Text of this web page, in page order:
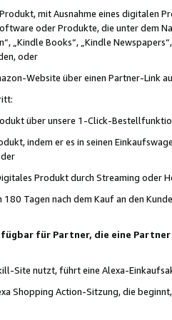
mit Ausnahme eines digitalen
oder Produkte, die unter dem
„Kindle Books“, „Kindle
oder
Website über einen Partner-Link
über unsere 1-Click-
indem er es in seinen
Produkt durch Streaming oder
Tagen nach dem Kauf an den
für Partner, die eine
Site nutzt, führt eine Alexa-
Shopping Action-Sitzung, die